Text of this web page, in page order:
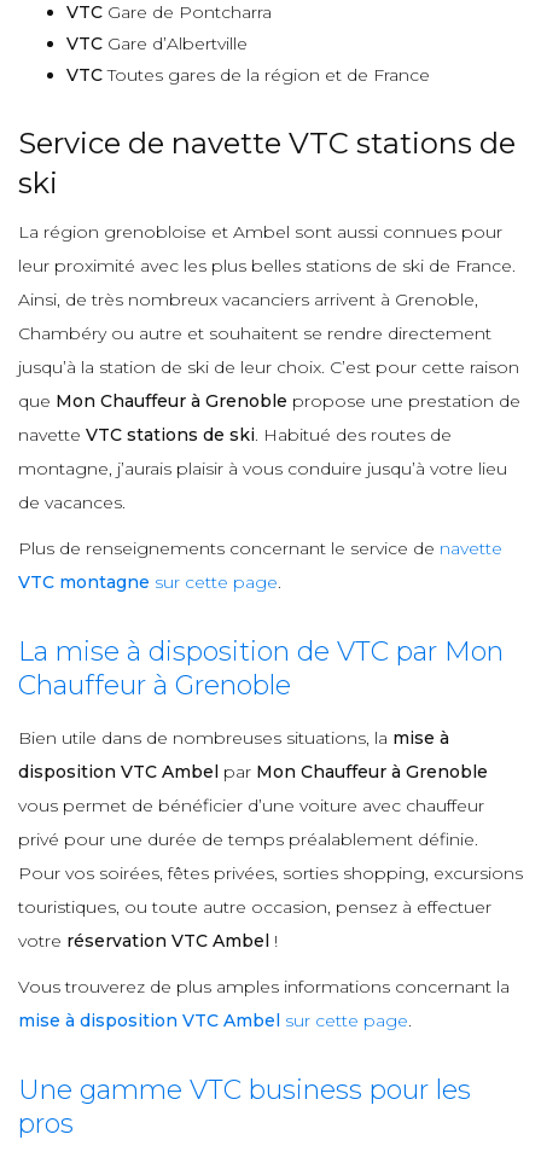
VTC Gare de Pontcharra
VTC Gare d’Albertville
VTCToutes gares de la région et de France
Service de navette VTC stations de
ski
La région grenobloise et Ambel sont aussi connues pour
leur proximité avec les plus belles stations de ski de France.
Ainsi, de très nombreux vacanciers arrivent à Grenoble,
Chambéry ou autre et souhaitent se rendre directement
jusqu’à la station de ski de leur choix. C’est pour cette raison
que Mon Chauffeur à Grenoble propose une prestation de
navette VTC stations de ski. Habitué des routes de
montagne, j’aurais plaisir à vous conduire jusqu’à votre lieu
de vacances.
Plus de renseignements concernant le service de navette
VTC montagne sur cette page.
La mise à disposition de VTC par Mon
Chauffeur à Grenoble
Bien utile dans de nombreuses situations, la mise à
disposition VTC Ambel par Mon Chauffeur à Grenoble
vous permet de bénéficier d’une voiture avec chauffeur
privé pour une durée de temps préalablement définie.
Pour vos soirées, fêtes privées, sorties shopping, excursions
touristiques, ou toute autre occasion, pensez à effectuer
votre réservation VTC Ambel !
Vous trouverez de plus amples informations concernant la
mise à disposition VTC Ambel sur cette page.
Une gamme VTC business pour les
pros